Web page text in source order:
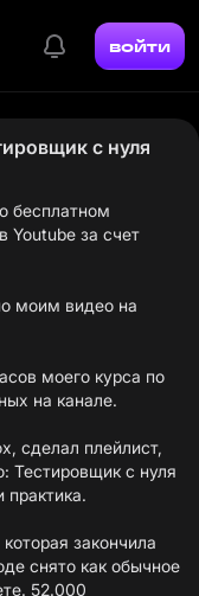
войти
с нуля
бесплатном
за счет
моим видео на
моего курса по
на канале.
сделал плейлист,
Тестировщик с нуля
практика.
закончила
снято как обычное
52.000